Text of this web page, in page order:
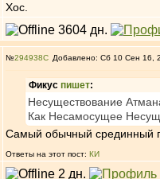
Хос.
№294938 Добавлено: Сб 10 Сен 16,
Фикус пишет:
Несуществование
Как Несамосущее
Самый обычный срединный
Ответы на этот пост: КИ